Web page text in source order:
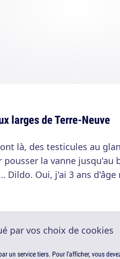
larges de Terre-Neuve
là, des testicules au
pousser la vanne
Dildo. Oui, j'ai 3 ans
par vos choix de cookies
un service tiers. Pour l'afficher, vous